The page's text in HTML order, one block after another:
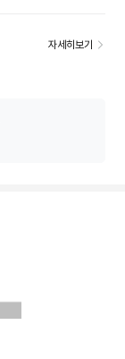
자세히보기